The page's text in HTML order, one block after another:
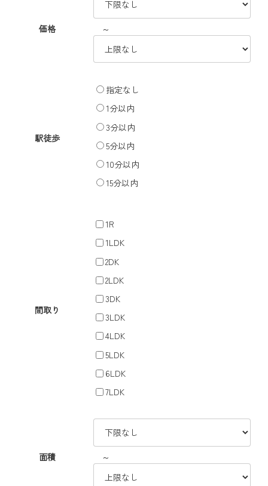
価格 ～
駅徒歩
指定なし
1分以内
3分以内
5分以内
10分以内
15分以内
間取り
1R
1LDK
2DK
2LDK
3DK
3LDK
4LDK
5LDK
6LDK
7LDK
面積 ～